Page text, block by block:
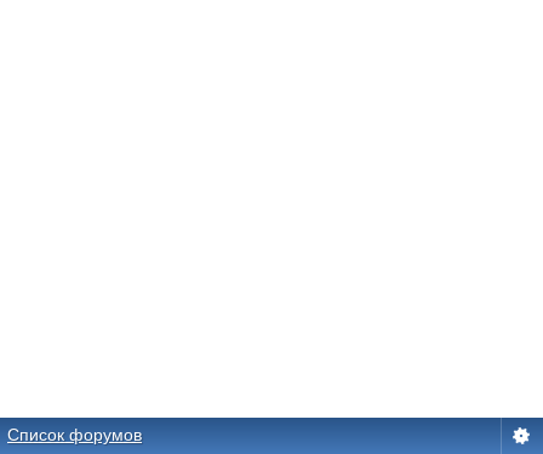
Список форумов